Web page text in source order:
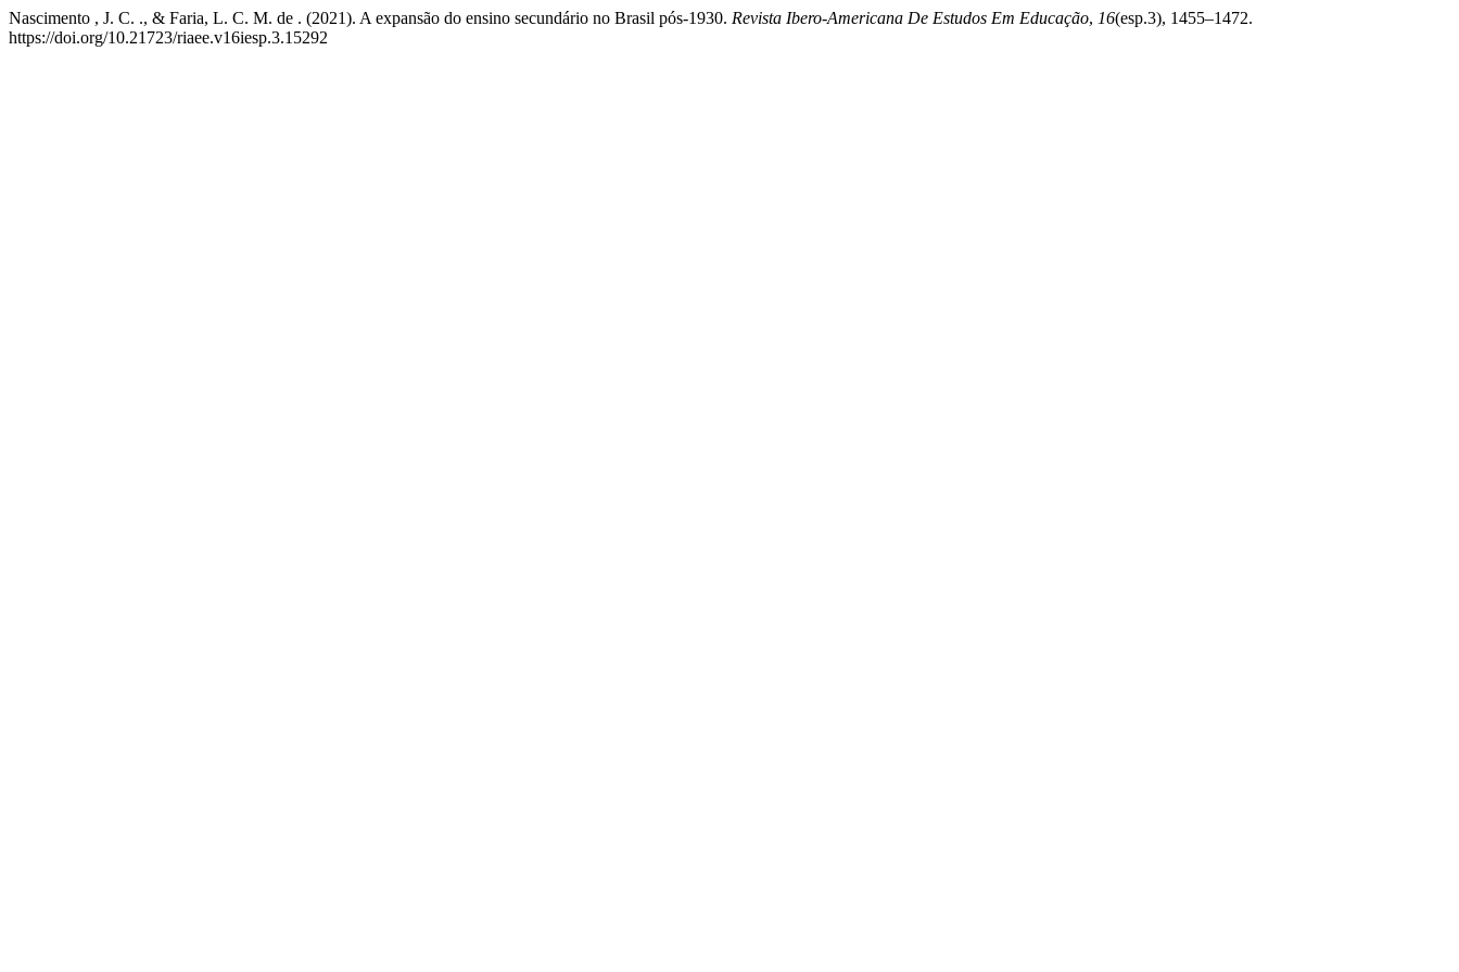
Nascimento , J. C. ., & Faria, L. C. M. de . (2021). A expansão do ensino secundário no Brasil pós-1930. Revista Ibero-Americana De Estudos Em Educação, 16(esp.3), 1455–1472.
https://doi.org/10.21723/riaee.v16iesp.3.15292